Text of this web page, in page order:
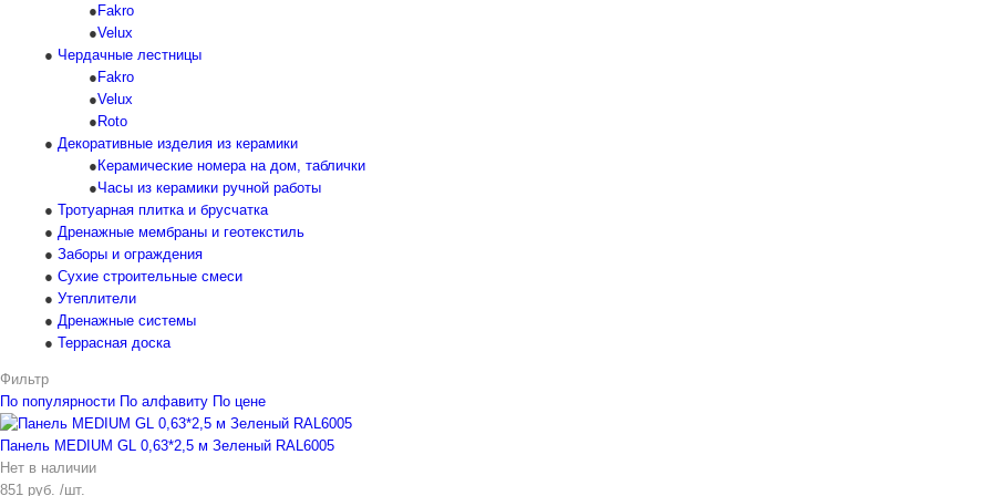
Fakro
Velux
Чердачные лестницы
Fakro
Velux
Roto
Декоративные изделия из керамики
Керамические номера на дом, таблички
Часы из керамики ручной работы
Тротуарная плитка и брусчатка
Дренажные мембраны и геотекстиль
Заборы и ограждения
Сухие строительные смеси
Утеплители
Дренажные системы
Террасная доска
Фильтр
По популярности По алфавиту По цене
Панель MEDIUM GL 0,63*2,5 м Зеленый RAL6005
Нет в наличии
851 руб. /шт.